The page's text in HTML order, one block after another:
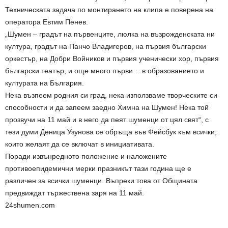
Техническата задача по монтирането на клипа е поверена на
оператора Евтим Пенев.
„Шумен – градът на първенците, люлка на възрожденската ни
култура, градът на Панчо Владигеров, на първия български
оркестър, на Добри Войников и първия ученически хор, първия
български театър, и още много първи….в образованието и
културата на България.
Нека възпеем родния си град, нека използваме творческите си
способности и да запеем заедно Химна на Шумен! Нека той
прозвучи на 11 май и в него да пеят шуменци от цял свят“, с
тези думи Деница Узунова се обръща във Фейсбук към всички,
които желаят да се включат в инициативата.
Поради извънредното положение и наложените
противоепидемични мерки празникът тази година ще е
различен за всички шуменци. Въпреки това от Общината
предвиждат тържествена заря на 11 май.
24shumen.com